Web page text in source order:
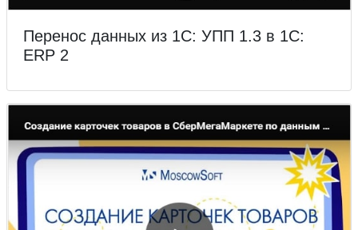
Перенос данных из 1С: УПП 1.3 в 1С:
ERP 2